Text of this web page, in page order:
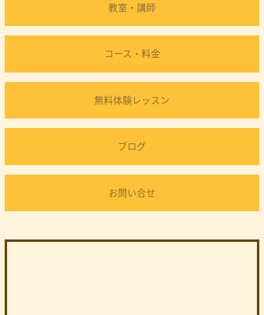
教室・講師
コース・料金
無料体験レッスン
ブログ
お問い合せ